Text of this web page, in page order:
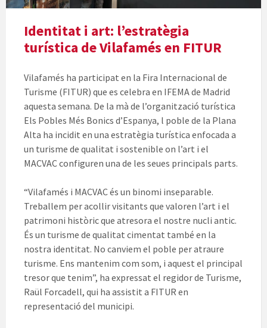
Identitat i art: l’estratègia
turística de Vilafamés en FITUR
Vilafamés ha participat en la Fira Internacional de
Turisme (FITUR) que es celebra en IFEMA de Madrid
aquesta semana. De la mà de l’organització turística
Els Pobles Més Bonics d’Espanya, l poble de la Plana
Alta ha incidit en una estratègia turística enfocada a
un turisme de qualitat i sostenible on l’art i el
MACVAC configuren una de les seues principals parts.
“Vilafamés i MACVAC és un binomi inseparable.
Treballem per acollir visitants que valoren l’art i el
patrimoni històric que atresora el nostre nucli antic.
És un turisme de qualitat cimentat també en la
nostra identitat. No canviem el poble per atraure
turisme. Ens mantenim com som, i aquest el principal
tresor que tenim”, ha expressat el regidor de Turisme,
Raül Forcadell, qui ha assistit a FITUR en
representació del municipi.